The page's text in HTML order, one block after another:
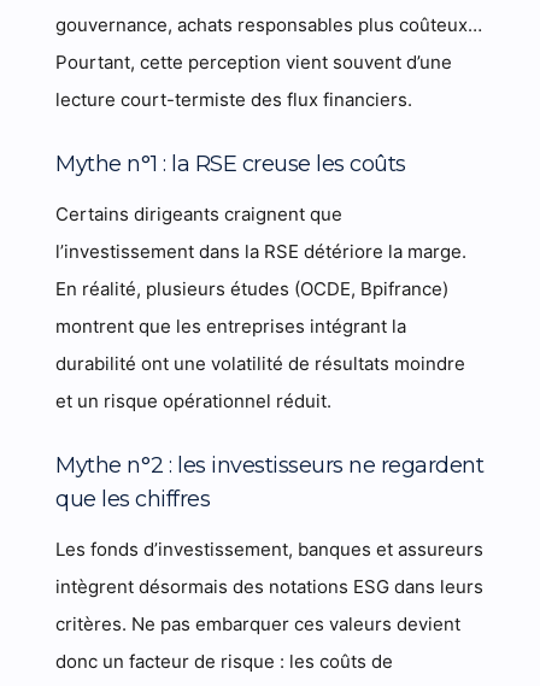
gouvernance, achats responsables plus coûteux…
Pourtant, cette perception vient souvent d’une
lecture court-termiste des flux financiers.
Mythe n°1 : la RSE creuse les coûts
Certains dirigeants craignent que
l’investissement dans la RSE détériore la marge.
En réalité, plusieurs études (OCDE, Bpifrance)
montrent que les entreprises intégrant la
durabilité ont une volatilité de résultats moindre
et un risque opérationnel réduit.
Mythe n°2 : les investisseurs ne regardent
que les chiffres
Les fonds d’investissement, banques et assureurs
intègrent désormais des notations ESG dans leurs
critères. Ne pas embarquer ces valeurs devient
donc un facteur de risque : les coûts de